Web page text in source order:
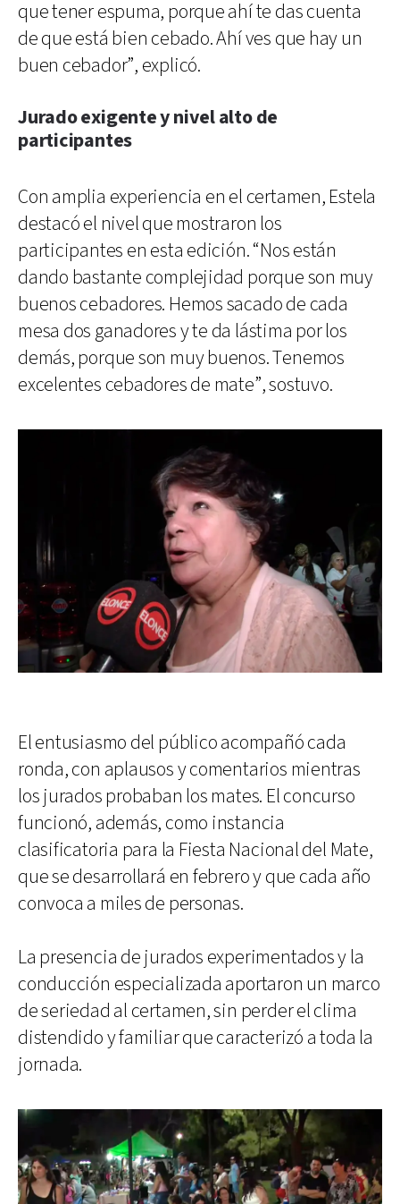
que tener espuma, porque ahí te das cuenta
de que está bien cebado. Ahí ves que hay un
buen cebador”, explicó.
Jurado exigente y nivel alto de
participantes
Con amplia experiencia en el certamen, Estela
destacó el nivel que mostraron los
participantes en esta edición. “Nos están
dando bastante complejidad porque son muy
buenos cebadores. Hemos sacado de cada
mesa dos ganadores y te da lástima por los
demás, porque son muy buenos. Tenemos
excelentes cebadores de mate”, sostuvo.
El entusiasmo del público acompañó cada
ronda, con aplausos y comentarios mientras
los jurados probaban los mates. El concurso
funcionó, además, como instancia
clasificatoria para la Fiesta Nacional del Mate,
que se desarrollará en febrero y que cada año
convoca a miles de personas.
La presencia de jurados experimentados y la
conducción especializada aportaron un marco
de seriedad al certamen, sin perder el clima
distendido y familiar que caracterizó a toda la
jornada.